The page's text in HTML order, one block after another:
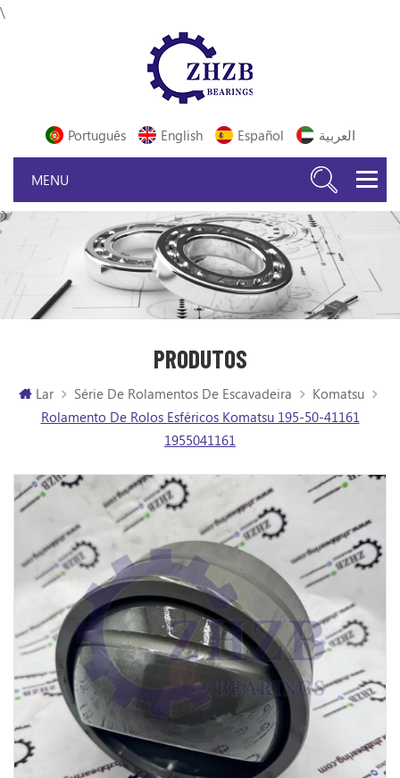
\
Português English Español العربية
PRODUTOS
Lar Série De Rolamentos De Escavadeira
Komatsu
Rolamento De Rolos Esféricos Komatsu 195-50-41161
1955041161